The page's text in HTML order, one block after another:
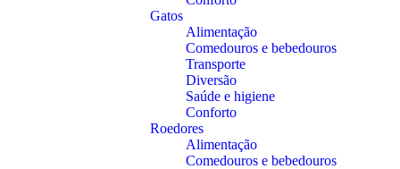
Gatos
Alimentação
Comedouros e bebedouros
Transporte
Diversão
Saúde e higiene
Conforto
Roedores
Alimentação
Comedouros e bebedouros